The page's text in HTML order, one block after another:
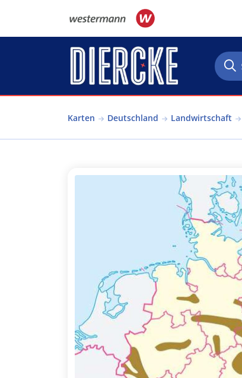
Karten Deutschland Landwirtschaft